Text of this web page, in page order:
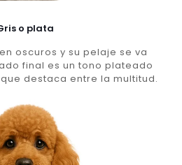
o plata
oscuros y su pelaje se va
final es un tono plateado
destaca entre la multitud.